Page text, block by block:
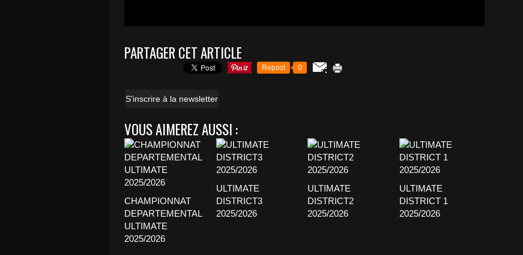
PARTAGER CET ARTICLE
Repost 0
S'inscrire à la newsletter
VOUS AIMEREZ AUSSI :
CHAMPIONNAT
DEPARTEMENTAL
ULTIMATE
2025/2026
ULTIMATE
DISTRICT3
2025/2026
ULTIMATE
DISTRICT2
2025/2026
ULTIMATE
DISTRICT 1
2025/2026